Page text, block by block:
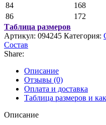
84
168
86
172
Таблица размеров
Артикул: 094245 Категория:
Состав
Share:
Описание
Отзывы (0)
Оплата и доставка
Таблица размеров и как
Описание